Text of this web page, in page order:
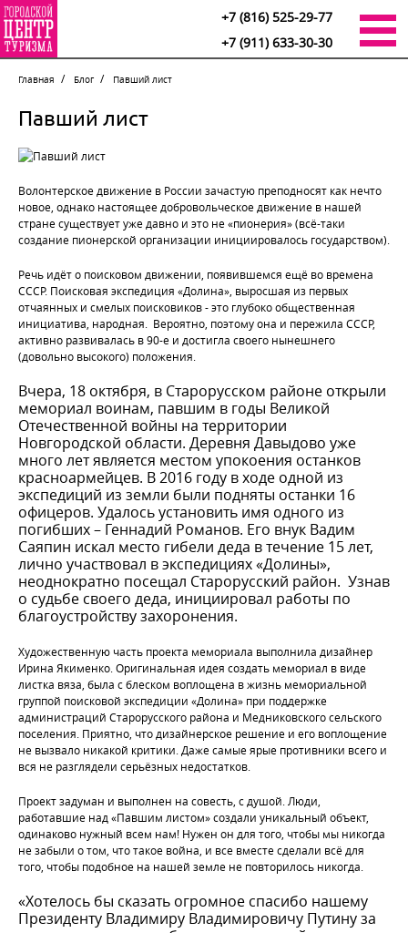
+7 (816) 525-29-77
+7 (911) 633-30-30
Главная Блог Павший лист
Павший лист
Волонтерское движение в России зачастую преподносят как нечто
новое, однако настоящее добровольческое движение в нашей
стране существует уже давно и это не «пионерия» (всё-таки
создание пионерской организации инициировалось государством).
Речь идёт о поисковом движении, появившемся ещё во времена
СССР. Поисковая экспедиция «Долина», выросшая из первых
отчаянных и смелых поисковиков - это глубоко общественная
инициатива, народная. Вероятно, поэтому она и пережила СССР,
активно развивалась в 90-е и достигла своего нынешнего
(довольно высокого) положения.
Вчера, 18 октября, в Старорусском районе открыли
мемориал воинам, павшим в годы Великой
Отечественной войны на территории
Новгородской области. Деревня Давыдово уже
много лет является местом упокоения останков
красноармейцев. В 2016 году в ходе одной из
экспедиций из земли были подняты останки 16
офицеров. Удалось установить имя одного из
погибших – Геннадий Романов. Его внук Вадим
Саяпин искал место гибели деда в течение 15 лет,
лично участвовал в экспедициях «Долины»,
неоднократно посещал Старорусский район. Узнав
о судьбе своего деда, инициировал работы по
благоустройству захоронения.
Художественную часть проекта мемориала выполнила дизайнер
Ирина Якименко. Оригинальная идея создать мемориал в виде
листка вяза, была с блеском воплощена в жизнь мемориальной
группой поисковой экспедиции «Долина» при поддержке
администраций Старорусского района и Медниковского сельского
поселения. Приятно, что дизайнерское решение и его воплощение
не вызвало никакой критики. Даже самые ярые противники всего и
вся не разглядели серьёзных недостатков.
Проект задуман и выполнен на совесть, с душой. Люди,
работавшие над «Павшим листом» создали уникальный объект,
одинаково нужный всем нам! Нужен он для того, чтобы мы никогда
не забыли о том, что такое война, и все вместе сделали всё для
того, чтобы подобное на нашей земле не повторилось никогда.
«Хотелось бы сказать огромное спасибо нашему
Президенту Владимиру Владимировичу Путину за